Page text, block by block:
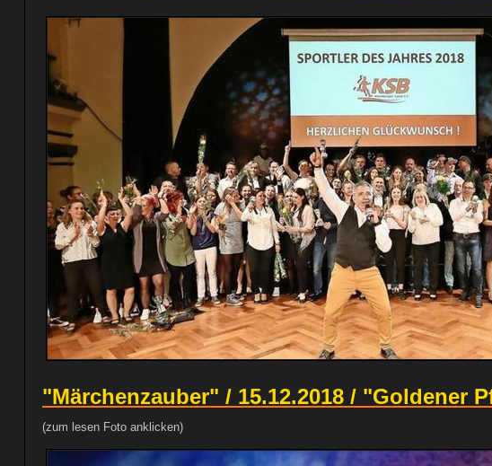
"Märchenzauber" / 15.12.2018 / "Goldener
(zum lesen Foto anklicken)